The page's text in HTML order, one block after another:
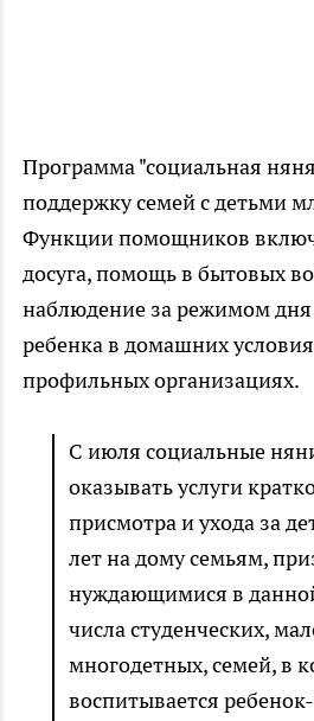
Программа "социальная
поддержку семей с детьми
Функции помощников
досуга, помощь в бытовых
наблюдение за режимом
ребенка в домашних
профильных организациях.
С июля социальные
оказывать услуги
присмотра и ухода за
лет на дому семьям,
нуждающимися в
числа студенческих,
многодетных, семей, в
воспитывается